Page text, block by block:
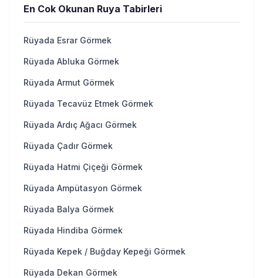
En Cok Okunan Ruya Tabirleri
Rüyada Esrar Görmek
Rüyada Abluka Görmek
Rüyada Armut Görmek
Rüyada Tecavüz Etmek Görmek
Rüyada Ardıç Ağacı Görmek
Rüyada Çadır Görmek
Rüyada Hatmi Çiçeği Görmek
Rüyada Ampütasyon Görmek
Rüyada Balya Görmek
Rüyada Hindiba Görmek
Rüyada Kepek / Buğday Kepeği Görmek
Rüyada Dekan Görmek